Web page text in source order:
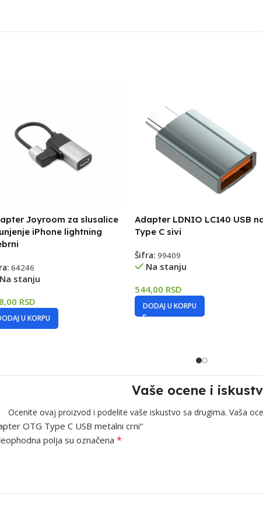
Joyroom za slusalice
iPhone lightning
64246
Na stanju
RSD
U KORPU
Adapter LDNIO LC140 USB
Type C sivi
Šifra: 99409
Na stanju
544,00 RSD
DODAJ U KORPU
Vaše ocene i
Ocenite ovaj proizvod i podelite vaše iskustvo sa drugima. Vaša
OTG Type C USB metalni crni“
polja su označena *